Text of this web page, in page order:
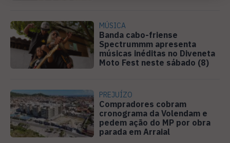
MÚSICA
Banda cabo-friense
Spectrummm apresenta
músicas inéditas no Diveneta
Moto Fest neste sábado (8)
PREJUÍZO
Compradores cobram
cronograma da Volendam e
pedem ação do MP por obra
parada em Arraial